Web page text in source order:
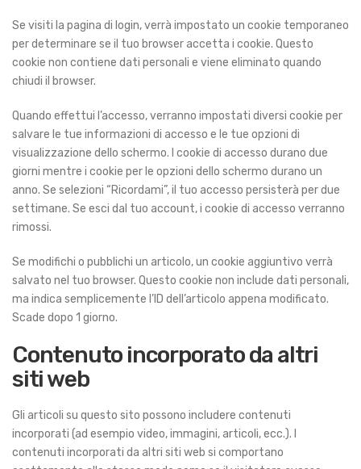
Se visiti la pagina di login, verrà impostato un cookie temporaneo
per determinare se il tuo browser accetta i cookie. Questo
cookie non contiene dati personali e viene eliminato quando
chiudi il browser.
Quando effettui l’accesso, verranno impostati diversi cookie per
salvare le tue informazioni di accesso e le tue opzioni di
visualizzazione dello schermo. I cookie di accesso durano due
giorni mentre i cookie per le opzioni dello schermo durano un
anno. Se selezioni “Ricordami”, il tuo accesso persisterà per due
settimane. Se esci dal tuo account, i cookie di accesso verranno
rimossi.
Se modifichi o pubblichi un articolo, un cookie aggiuntivo verrà
salvato nel tuo browser. Questo cookie non include dati personali,
ma indica semplicemente l’ID dell’articolo appena modificato.
Scade dopo 1 giorno.
Contenuto incorporato da altri
siti web
Gli articoli su questo sito possono includere contenuti
incorporati (ad esempio video, immagini, articoli, ecc.). I
contenuti incorporati da altri siti web si comportano